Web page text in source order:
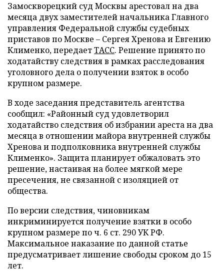
Замоскворецкий суд Москвы арестовал на два
месяца двух заместителей начальника Главного
управления Федеральной службы судебных
приставов по Москве – Сергея Хренова и Евгению
Клименко, передаетТАСС. Решение принято по
ходатайству следствия в рамках расследования
уголовного дела о получении взяток в особо
крупном размере.
В ходе заседания представитель агентства
сообщил: «Районный суд удовлетворил
ходатайство следствия об избрании ареста на два
месяца в отношении майора внутренней службы
Хренова и подполковника внутренней службы
Клименко». Защита планирует обжаловать это
решение, настаивая на более мягкой мере
пресечения, не связанной с изоляцией от
общества.
По версии следствия, чиновникам
инкриминируется получение взятки в особо
крупном размере по ч. 6 ст. 290 УК РФ.
Максимальное наказание по данной статье
предусматривает лишение свободы сроком до 15
лет.